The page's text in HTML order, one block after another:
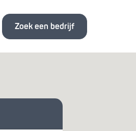
Zoek een bedrijf